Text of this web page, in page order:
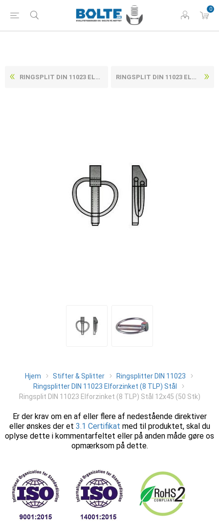
0
RINGSPLIT DIN 11023 ELFORZINKET (8 TLP) STÅL 10X45 (50 STK) RINGSPLIT DIN 11023 ELFORZINKET (8 TLP) STÅL 12X55 (50 STK)
Hjem Stifter & Splitter
Ringsplitter DIN 11023
Ringsplitter DIN 11023 Elforzinket (8 TLP) Stål
Ringsplit DIN 11023 Elforzinket (8 TLP) Stål 12x45 (50 Stk)
Er der krav om en af eller flere af nedestående direktiver
eller ønskes der et 3.1 Certifikat med til produktet, skal du
oplyse dette i kommentarfeltet eller på anden måde gøre os
opmærksom på dette.